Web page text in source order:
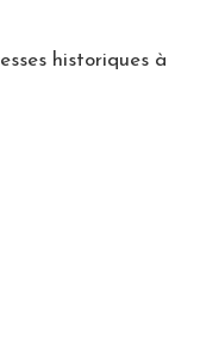
historiques à